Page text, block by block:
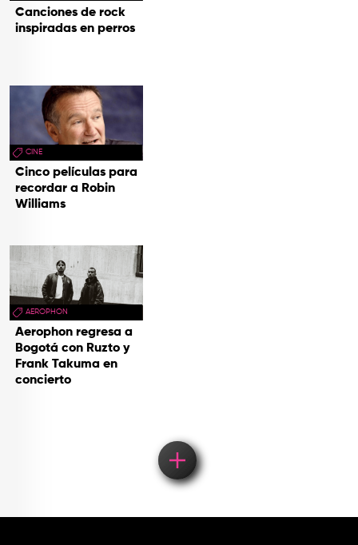
Canciones de rock
inspiradas en perros
CINE
Cinco películas para
recordar a Robin
Williams
AEROPHON
Aerophon regresa a
Bogotá con Ruzto y
Frank Takuma en
concierto